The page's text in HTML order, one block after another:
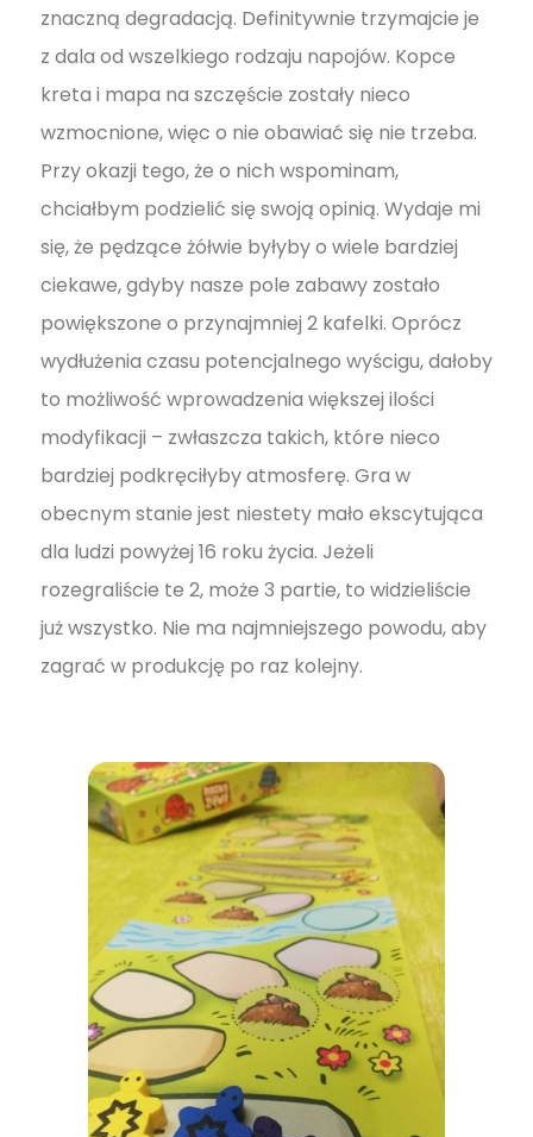
znaczną degradacją. Definitywnie trzymajcie je
z dala od wszelkiego rodzaju napojów. Kopce
kreta i mapa na szczęście zostały nieco
wzmocnione, więc o nie obawiać się nie trzeba.
Przy okazji tego, że o nich wspominam,
chciałbym podzielić się swoją opinią. Wydaje mi
się, że pędzące żółwie byłyby o wiele bardziej
ciekawe, gdyby nasze pole zabawy zostało
powiększone o przynajmniej 2 kafelki. Oprócz
wydłużenia czasu potencjalnego wyścigu, dałoby
to możliwość wprowadzenia większej ilości
modyfikacji – zwłaszcza takich, które nieco
bardziej podkręciłyby atmosferę. Gra w
obecnym stanie jest niestety mało ekscytująca
dla ludzi powyżej 16 roku życia. Jeżeli
rozegraliście te 2, może 3 partie, to widzieliście
już wszystko. Nie ma najmniejszego powodu, aby
zagrać w produkcję po raz kolejny.